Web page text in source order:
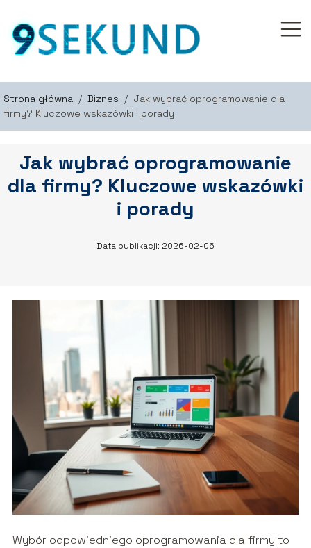
Strona główna / Biznes / Jak wybrać oprogramowanie dla
firmy? Kluczowe wskazówki i porady
Jak wybrać oprogramowanie
dla firmy? Kluczowe wskazówki
i porady
Data publikacji: 2026-02-06
Wybór odpowiedniego oprogramowania dla firmy to